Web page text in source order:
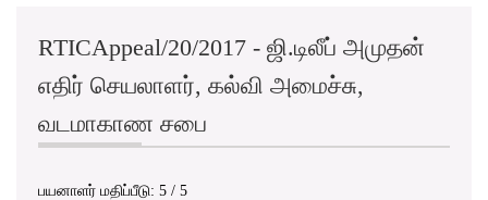
RTICAppeal/20/2017 - ஜி.டிலீப் அமுதன்
எதிர் செயலாளர், கல்வி அமைச்சு,
வடமாகாண சபை
பயனாளர் மதிப்பீடு: 5 / 5